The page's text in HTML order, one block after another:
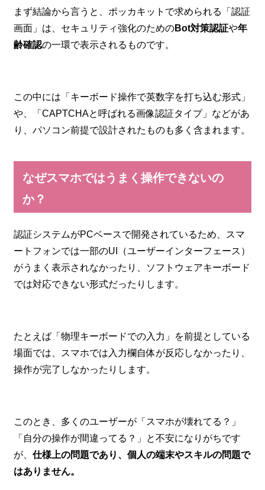
まず結論から言うと、ポッカキットで求められる「認証
画面」は、セキュリティ強化のためのBot対策認証や年
齢確認の一環で表示されるものです。
この中には「キーボード操作で英数字を打ち込む形式」
や、「CAPTCHAと呼ばれる画像認証タイプ」などがあ
り、パソコン前提で設計されたものも多く含まれます。
なぜスマホではうまく操作できないの
か？
認証システムがPCベースで開発されているため、スマ
ートフォンでは一部のUI（ユーザーインターフェース）
がうまく表示されなかったり、ソフトウェアキーボード
では対応できない形式だったりします。
たとえば「物理キーボードでの入力」を前提としている
場面では、スマホでは入力欄自体が反応しなかったり、
操作が完了しなかったりします。
このとき、多くのユーザーが「スマホが壊れてる？」
「自分の操作が間違ってる？」と不安になりがちです
が、 仕様上の問題であり、個人の端末やスキルの問題で
はありません。